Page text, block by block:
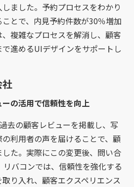
ました。予約プロセスをわかり
とで、内見予約件数が30％増加
複雑なプロセスを解消し、顧客
進めるUIデザインをサポートし
の活用で信頼性を向上
去の顧客レビューを掲載し、写
利用者の声を届けることで、顧
た。実際にこの変更後、問い合
バコンでは、信頼性を強化する
り入れ、顧客エクスペリエンス